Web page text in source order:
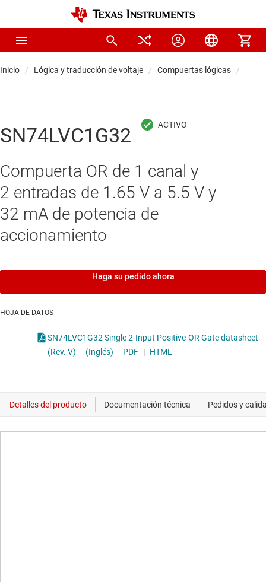
Inicio Lógica y traducción de voltaje Compuertas lógicas
SN74LVC1G32
Compuerta OR de 1 canal y
2 entradas de 1.65 V a 5.5 V y
32 mA de potencia de
accionamiento
Haga su pedido ahora
HOJA DE DATOS
SN74LVC1G32 Single 2-Input Positive-OR Gate datasheet
(Rev. V)
(Inglés) PDF | HTML